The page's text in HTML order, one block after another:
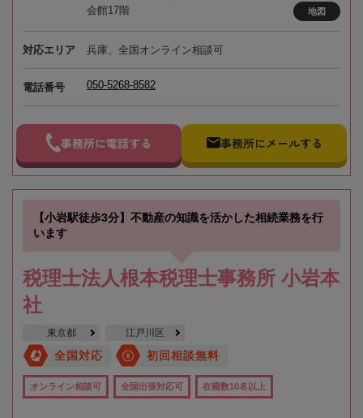
会館17階
地図
対応エリア 兵庫、全国オンライン相談可
電話番号 050-5268-8582
事務所に電話する 事務所にメールする
【小岩駅徒歩3分】不動産の知識を活かした相続業務を行
います
税理士法人根本税理士事務所 小岩本
社
東京都 江戸川区
全国対応 初回相談無料
オンライン相談可 全国出張対応可 在籍数10名以上